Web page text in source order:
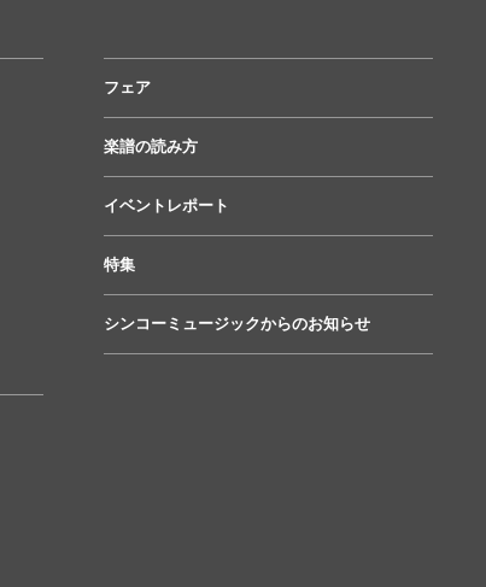
フェア
楽譜の読み方
イベントレポート
特集
シンコーミュージックからのお知らせ